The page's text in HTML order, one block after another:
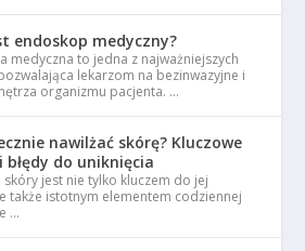
endoskop medyczny?
medyczna to jedna z najważniejszych
lekarzom na bezinwazyjne i
organizmu pacjenta. …
nawilżać skórę? Kluczowe
do uniknięcia
skóry jest nie tylko kluczem do jej
także istotnym elementem codziennej
…